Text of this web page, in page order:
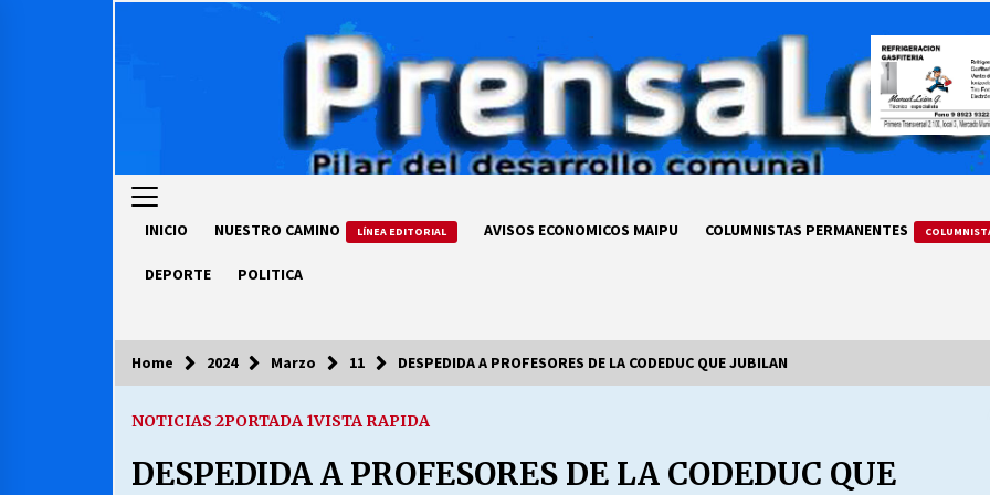
INICIO NUESTRO CAMINO LÍNEA EDITORIAL AVISOS ECONOMICOS MAIPU COLUMNISTAS PERMANENTES
DEPORTE POLITICA
COLUMNISTA
luz… ¿Y cuándo van a bajar?
03/08/2026
69 AÑOS DE HISTORIA
28/07/2026
Home 2024 Marzo 11 DESPEDIDA A PROFESORES DE LA CODEDUC QUE JUBILAN
NOTICIAS 2PORTADA 1VISTA RAPIDA
DESPEDIDA A PROFESORES DE LA CODEDUC QUE